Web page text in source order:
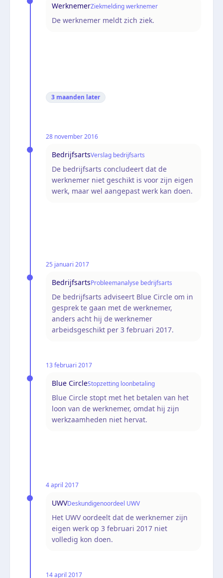
WerknemerZiekmelding werknemer
De werknemer meldt zich ziek.
3 maanden later
28 november 2016
BedrijfsartsVerslag bedrijfsarts
De bedrijfsarts concludeert dat de
werknemer niet geschikt is voor zijn eigen
werk, maar wel aangepast werk kan doen.
25 januari 2017
BedrijfsartsProbleemanalyse bedrijfsarts
De bedrijfsarts adviseert Blue Circle om in
gesprek te gaan met de werknemer,
anders acht hij de werknemer
arbeidsgeschikt per 3 februari 2017.
13 februari 2017
Blue CircleStopzetting loonbetaling
Blue Circle stopt met het betalen van het
loon van de werknemer, omdat hij zijn
werkzaamheden niet hervat.
4 april 2017
UWVDeskundigenoordeel UWV
Het UWV oordeelt dat de werknemer zijn
eigen werk op 3 februari 2017 niet
volledig kon doen.
14 april 2017